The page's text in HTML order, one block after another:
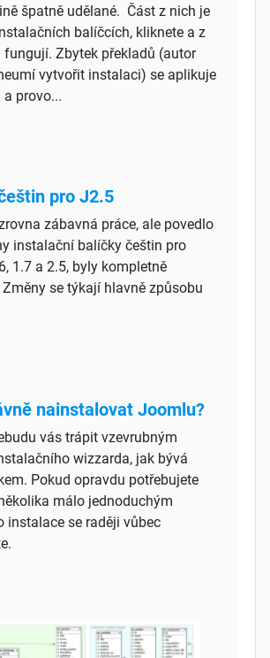
špatně udělané. Část z nich je
balíčcích, kliknete a z
fungují. Zbytek překladů (autor
vytvořit instalaci) se aplikuje
provo...
pro J2.5
zábavná práce, ale povedlo
instalační balíčky češtin pro
1.7 a 2.5, byly kompletně
Změny se týkají hlavně způsobu
nainstalovat Joomlu?
vás trápit vzevrubným
wizzarda, jak bývá
Pokud opravdu potřebujete
málo jednoduchým
instalace se raději vůbec